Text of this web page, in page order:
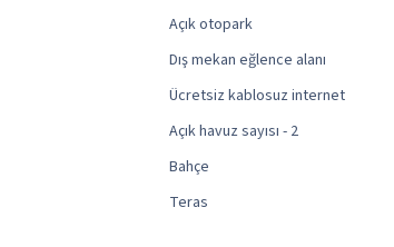
Açık otopark
Dış mekan eğlence alanı
Ücretsiz kablosuz internet
Açık havuz sayısı - 2
Bahçe
Teras